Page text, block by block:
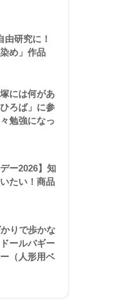
由研究に！
め」作品
には何があ
ろば」に参
勉強になっ
ー2026】知
たい！商品
りで歩かな
ールバギー
（人形用ベ